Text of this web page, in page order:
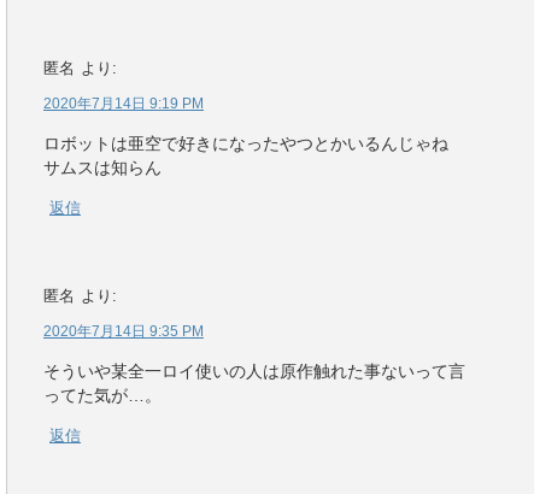
匿名 より:
2020年7月14日 9:19 PM
ロボットは亜空で好きになったやつとかいるんじゃね
サムスは知らん
返信
匿名 より:
2020年7月14日 9:35 PM
そういや某全一ロイ使いの人は原作触れた事ないって言
ってた気が…。
返信